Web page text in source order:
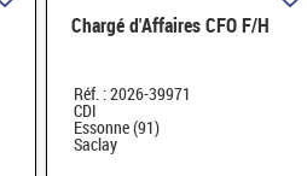
Chargé d'Affaires CFO F/H
Réf. : 2026-39971
CDI
Essonne (91)
Saclay